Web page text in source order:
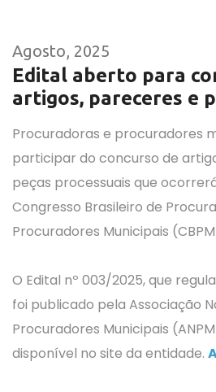
Agosto, 2025
Edital aberto para
artigos, pareceres e
Procuradoras e procuradores
participar do concurso de
peças processuais que
Congresso Brasileiro de
Procuradores Municipais
O Edital nº 003/2025, que
foi publicado pela Associação
Procuradores Municipais
disponível no site da entidade.